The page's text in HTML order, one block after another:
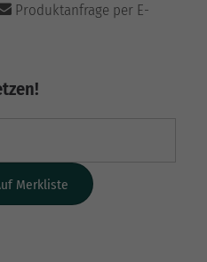
Produktanfrage per E-